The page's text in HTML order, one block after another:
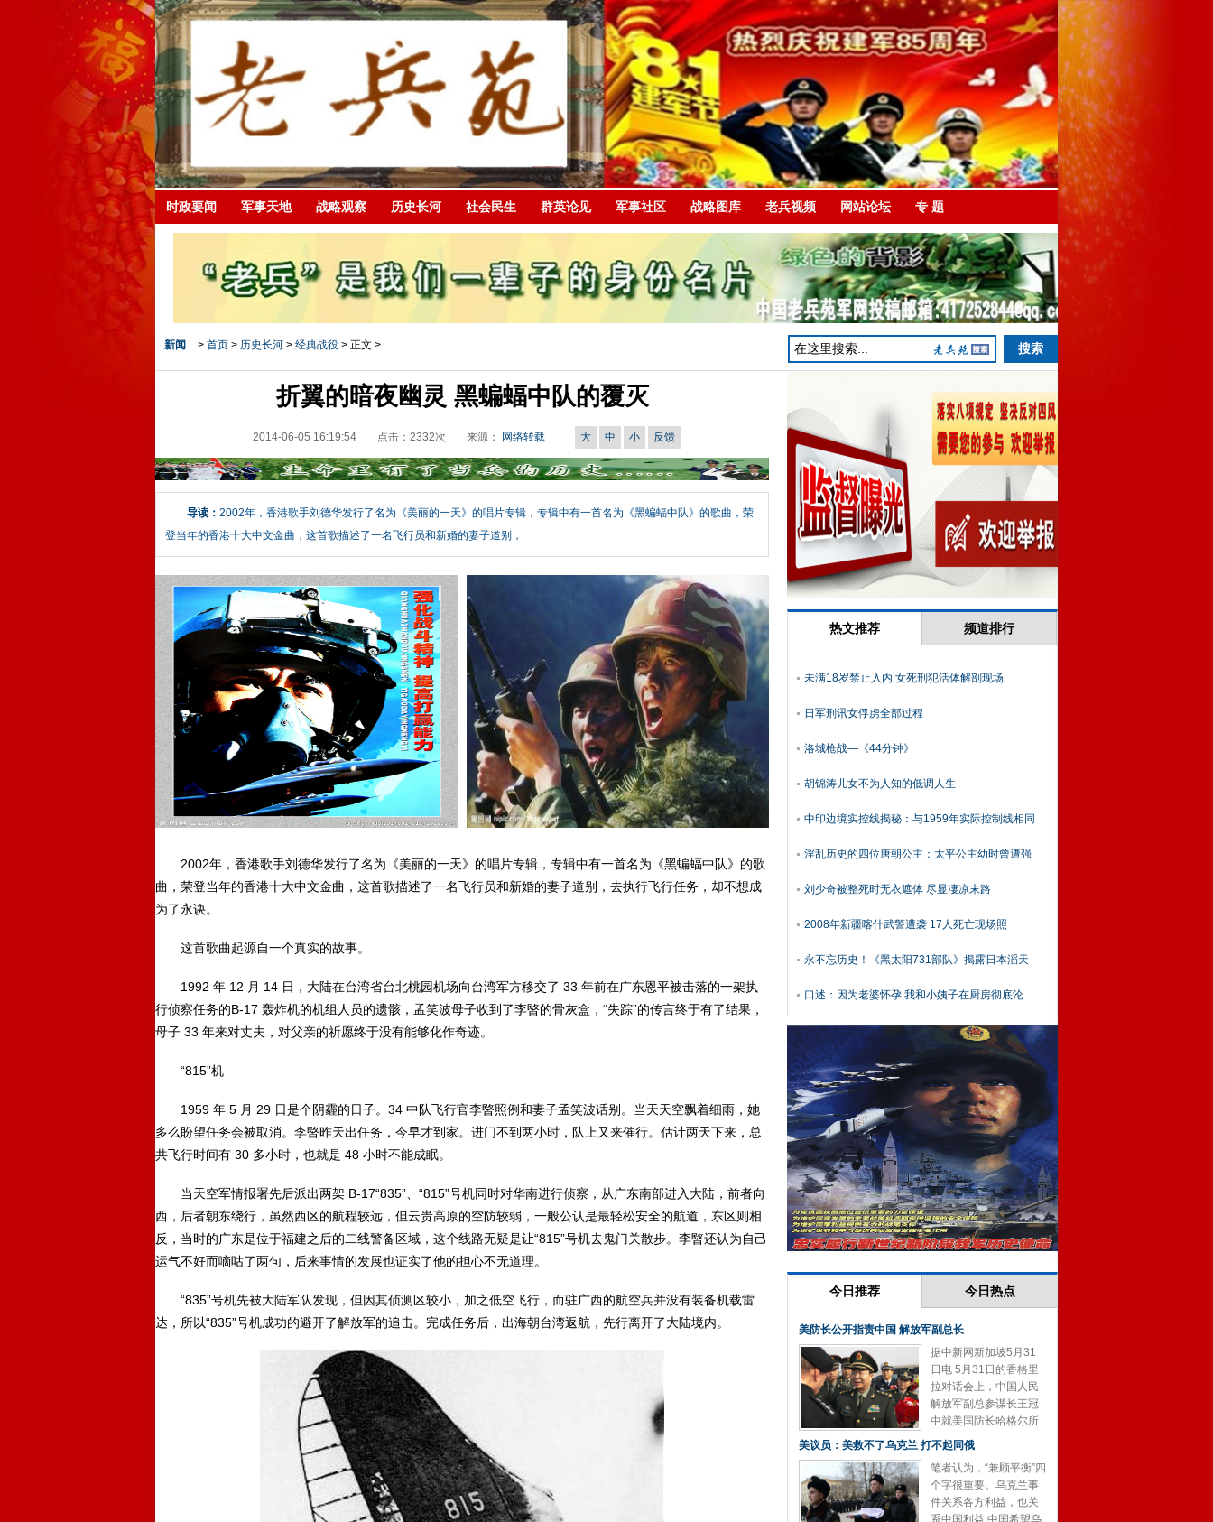
时政要闻 军事天地 战略观察 历史长河 社会民生 群英论见 军事社区 战略图库 老兵视频 网站论坛 专 题
新闻 > 首页 > 历史长河 > 经典战役 > 正文 >
折翼的暗夜幽灵 黑蝙蝠中队的覆灭
2014-06-05 16:19:54 点击： 2332次 来源： 网络转载 大 中 小 反馈
导读： 2002年，香港歌手刘德华发行了名为《美丽的一天》的唱片专辑，专辑中有一首名为《黑蝙蝠中队》的歌曲，荣
登当年的香港十大中文金曲，这首歌描述了一名飞行员和新婚的妻子道别，
2002年，香港歌手刘德华发行了名为《美丽的一天》的唱片专辑，专辑中有一首名为《黑蝙蝠中队》的歌
曲，荣登当年的香港十大中文金曲，这首歌描述了一名飞行员和新婚的妻子道别，去执行飞行任务，却不想成
为了永诀。
这首歌曲起源自一个真实的故事。
1992 年 12 月 14 日，大陆在台湾省台北桃园机场向台湾军方移交了 33 年前在广东恩平被击落的一架执
行侦察任务的B-17 轰炸机的机组人员的遗骸，孟笑波母子收到了李暋的骨灰盒，“失踪”的传言终于有了结果，
母子 33 年来对丈夫，对父亲的祈愿终于没有能够化作奇迹。
“815”机
1959 年 5 月 29 日是个阴霾的日子。34 中队飞行官李暋照例和妻子孟笑波话别。当天天空飘着细雨，她
多么盼望任务会被取消。李暋昨天出任务，今早才到家。进门不到两小时，队上又来催行。估计两天下来，总
共飞行时间有 30 多小时，也就是 48 小时不能成眠。
当天空军情报署先后派出两架 B-17“835”、“815”号机同时对华南进行侦察，从广东南部进入大陆，前者向
西，后者朝东绕行，虽然西区的航程较远，但云贵高原的空防较弱，一般公认是最轻松安全的航道，东区则相
反，当时的广东是位于福建之后的二线警备区域，这个线路无疑是让“815”号机去鬼门关散步。李暋还认为自己
运气不好而嘀咕了两句，后来事情的发展也证实了他的担心不无道理。
“835”号机先被大陆军队发现，但因其侦测区较小，加之低空飞行，而驻广西的航空兵并没有装备机载雷
达，所以“835”号机成功的避开了解放军的追击。完成任务后，出海朝台湾返航，先行离开了大陆境内。
热文推荐 频道排行
未满18岁禁止入内 女死刑犯活体解剖现场
日军刑讯女俘虏全部过程
洛城枪战—《44分钟》
胡锦涛儿女不为人知的低调人生
中印边境实控线揭秘：与1959年实际控制线相同
淫乱历史的四位唐朝公主：太平公主幼时曾遭强
刘少奇被整死时无衣遮体 尽显凄凉末路
2008年新疆喀什武警遭袭 17人死亡现场照
永不忘历史！《黑太阳731部队》揭露日本滔天
口述：因为老婆怀孕 我和小姨子在厨房彻底沦